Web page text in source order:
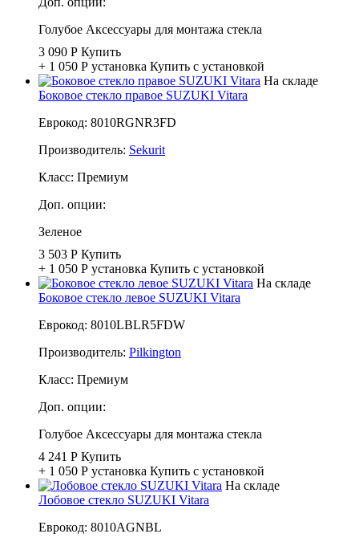
Голубое Аксессуары для монтажа стекла
3 090 Р Купить
+ 1 050 Р установка Купить с установкой
На складе
Боковое стекло правое SUZUKI Vitara
Еврокод: 8010RGNR3FD
Производитель: Sekurit
Класс: Премиум
Доп. опции:
Зеленое
3 503 Р Купить
+ 1 050 Р установка Купить с установкой
На складе
Боковое стекло левое SUZUKI Vitara
Еврокод: 8010LBLR5FDW
Производитель: Pilkington
Класс: Премиум
Доп. опции:
Голубое Аксессуары для монтажа стекла
4 241 Р Купить
+ 1 050 Р установка Купить с установкой
На складе
Лобовое стекло SUZUKI Vitara
Еврокод: 8010AGNBL